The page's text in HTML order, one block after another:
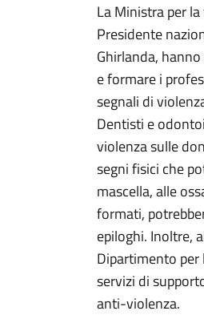
La Ministra per
Presidente
Ghirlanda,
e formare i
segnali di
Dentisti e
violenza sulle
segni fisici che
mascella, alle
formati,
epiloghi. Inoltre,
Dipartimento
servizi di
anti-violenza.